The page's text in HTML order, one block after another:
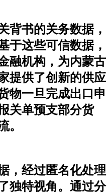
背书的关务数据，
于这些可信数据，
融机构，为内蒙古
提供了创新的供应
物一旦完成出口申
关单预支部分货
。
，经过匿名化处理
独特视角。通过分